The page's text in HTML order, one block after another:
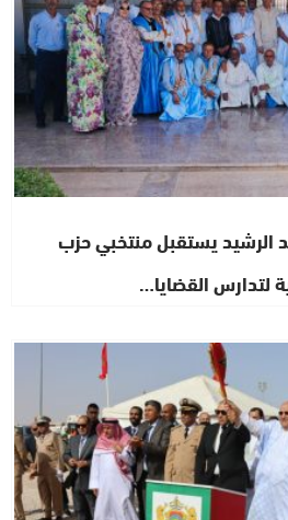
يستقبل منتخبي حزب
لتدارس القضايا…